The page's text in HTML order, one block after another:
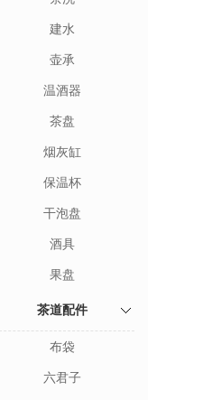
建水
壶承
温酒器
茶盘
烟灰缸
保温杯
干泡盘
酒具
果盘
茶道配件
布袋
六君子